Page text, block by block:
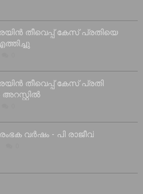
തീവെപ്പ് കേസ് പ്രതിയെ
തീവെപ്പ് കേസ് പ്രതി
അറസ്റ്റിൽ
വർഷം - പി രാജീവ്